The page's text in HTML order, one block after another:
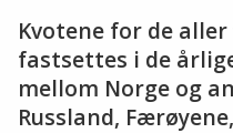
Kvotene for de
fastsettes i de
mellom Norge og
Russland,